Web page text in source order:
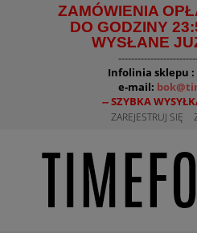
ZAMÓWIENIA
DO GODZINY
WYSŁANE
Infolinia sklepu :
e-mail:
-- SZYBKA
ZAREJESTRUJ SIĘ